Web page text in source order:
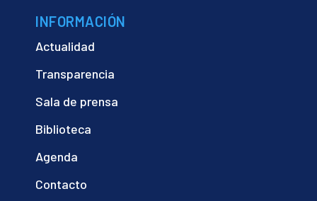
INFORMACIÓN
Actualidad
Transparencia
Sala de prensa
Biblioteca
Agenda
Contacto